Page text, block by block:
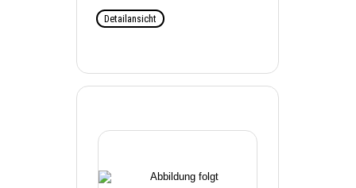
Detailansicht